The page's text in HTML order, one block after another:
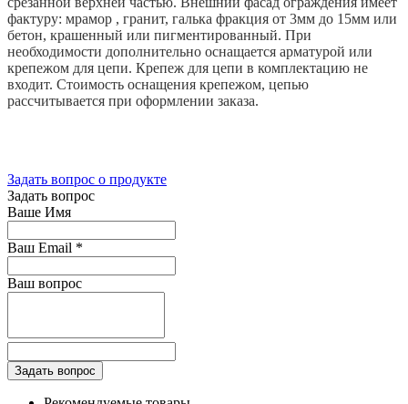
фактуру: мрамор , гранит, галька фракция от 3мм до 15мм или
бетон, крашенный или пигментированный. При
необходимости дополнительно оснащается арматурой или
крепежом для цепи. Крепеж для цепи в комплектацию не
входит. Стоимость оснащения крепежом, цепью
рассчитывается при оформлении заказа.
Задать вопрос о продукте
Задать вопрос
Ваше Имя
Ваш Email *
Ваш вопрос